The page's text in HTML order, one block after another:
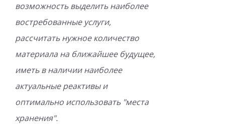
возможность выделить наиболее
востребованные услуги,
рассчитать нужное количество
материала на ближайшее будущее,
иметь в наличии наиболее
актуальные реактивы и
оптимально использовать "места
хранения".